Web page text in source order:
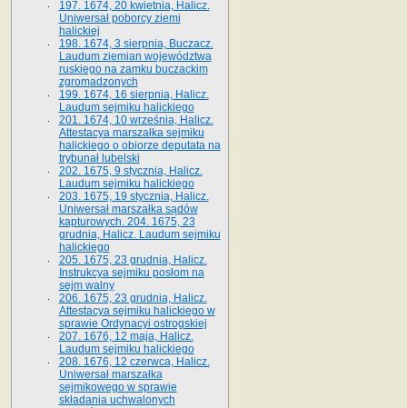
197. 1674, 20 kwietnia, Halicz.
Uniwersał poborcy ziemi
halickiej
198. 1674, 3 sierpnia, Buczacz.
Laudum ziemian województwa
ruskiego na zamku buczackim
zgromadzonych
199. 1674, 16 sierpnia, Halicz.
Laudum sejmiku halickiego
201. 1674, 10 września, Halicz.
Attestacya marszałka sejmiku
halickiego o obiorze deputata na
trybunał lubelski
202. 1675, 9 stycznia, Halicz.
Laudum sejmiku halickiego
203. 1675, 19 stycznia, Halicz.
Uniwersał marszałka sądów
kapturowych. 204. 1675, 23
grudnia, Halicz. Laudum sejmiku
halickiego
205. 1675, 23 grudnia, Halicz.
Instrukcya sejmiku posłom na
sejm walny
206. 1675, 23 grudnia, Halicz.
Attestacya sejmiku halickiego w
sprawie Ordynacyi ostrogskiej
207. 1676, 12 maja, Halicz.
Laudum sejmiku halickiego
208. 1676, 12 czerwca, Halicz.
Uniwersał marszałka
sejmikowego w sprawie
składania uchwalonych